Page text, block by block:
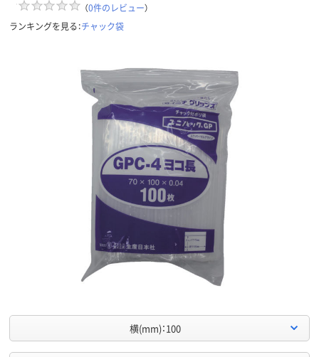
（0件のレビュー）
ランキングを見る：チャック袋
横(mm)：100